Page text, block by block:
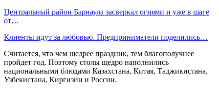
Центральный район Барнаула засверкал огнями и уже в шаге
от…
Клиенты идут за любовью. Предприниматели поделились…
Считается, что чем щедрее праздник, тем благополучнее
пройдет год. Поэтому столы щедро наполнились
национальными блюдами Казахстана, Китая, Таджикистана,
Узбекистана, Киргизии и России.